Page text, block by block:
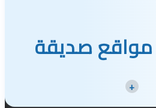
مواقع صديقة
+